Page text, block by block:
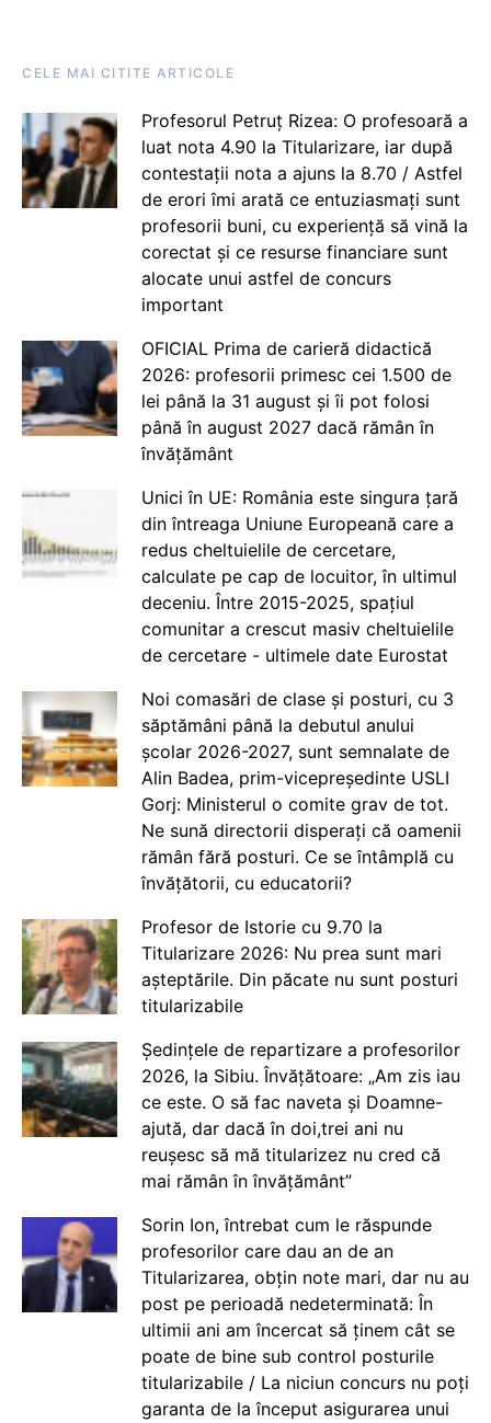
CELE MAI CITITE ARTICOLE
Profesorul Petruț Rizea: O profesoară a
luat nota 4.90 la Titularizare, iar după
contestații nota a ajuns la 8.70 / Astfel
de erori îmi arată ce entuziasmați sunt
profesorii buni, cu experiență să vină la
corectat și ce resurse financiare sunt
alocate unui astfel de concurs
important
OFICIAL Prima de carieră didactică
2026: profesorii primesc cei 1.500 de
lei până la 31 august și îi pot folosi
până în august 2027 dacă rămân în
învățământ
Unici în UE: România este singura țară
din întreaga Uniune Europeană care a
redus cheltuielile de cercetare,
calculate pe cap de locuitor, în ultimul
deceniu. Între 2015-2025, spațiul
comunitar a crescut masiv cheltuielile
de cercetare - ultimele date Eurostat
Noi comasări de clase și posturi, cu 3
săptămâni până la debutul anului
școlar 2026-2027, sunt semnalate de
Alin Badea, prim-vicepreședinte USLI
Gorj: Ministerul o comite grav de tot.
Ne sună directorii disperați că oamenii
rămân fără posturi. Ce se întâmplă cu
învățătorii, cu educatorii?
Profesor de Istorie cu 9.70 la
Titularizare 2026: Nu prea sunt mari
așteptările. Din păcate nu sunt posturi
titularizabile
Ședințele de repartizare a profesorilor
2026, la Sibiu. Învățătoare: „Am zis iau
ce este. O să fac naveta și Doamne-
ajută, dar dacă în doi,trei ani nu
reușesc să mă titularizez nu cred că
mai rămân în învățământ”
Sorin Ion, întrebat cum le răspunde
profesorilor care dau an de an
Titularizarea, obțin note mari, dar nu au
post pe perioadă nedeterminată: În
ultimii ani am încercat să ținem cât se
poate de bine sub control posturile
titularizabile / La niciun concurs nu poți
garanta de la început asigurarea unui